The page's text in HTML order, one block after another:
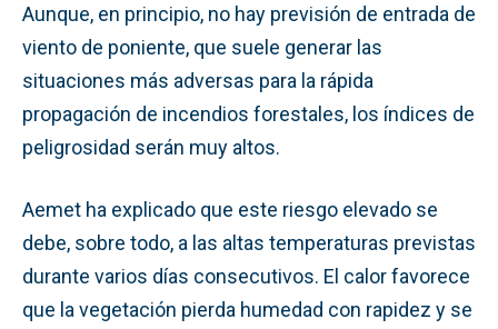
Aunque, en principio, no hay previsión de entrada de
viento de poniente, que suele generar las
situaciones más adversas para la rápida
propagación de incendios forestales, los índices de
peligrosidad serán muy altos.
Aemet ha explicado que este riesgo elevado se
debe, sobre todo, a las altas temperaturas previstas
durante varios días consecutivos. El calor favorece
que la vegetación pierda humedad con rapidez y se